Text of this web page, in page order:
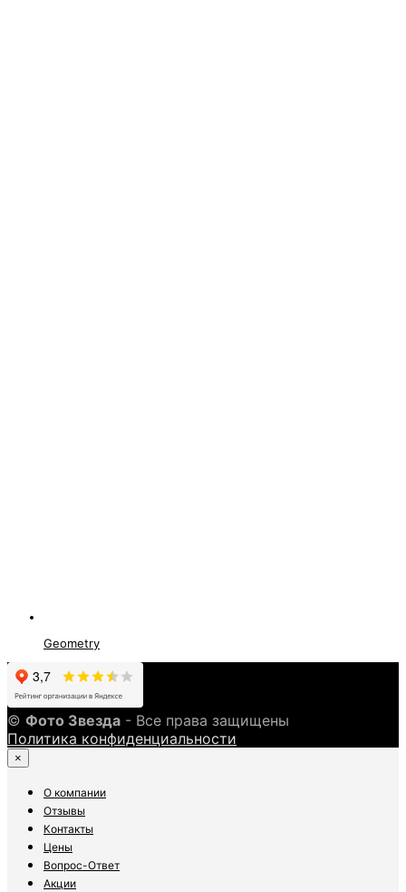
Geometry
© Фото Звезда - Все права защищены
Политика конфиденциальности
×
О компании
Отзывы
Контакты
Цены
Вопрос-Ответ
Акции